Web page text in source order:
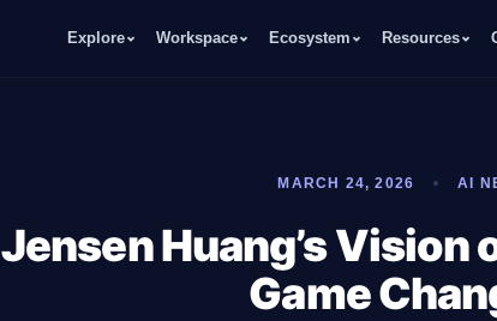
Explore Workspace Ecosystem Resources
MARCH 24, 2026 AI
Jensen Huang’s Vision
Game